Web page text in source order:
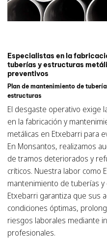
Especialistas en la
tuberías y estructuras
preventivos
Plan de mantenimiento de
estructuras
El desgaste operativo exige
en la fabricación y
metálicas en Etxebarri para
En Monsantos, realizamos
de tramos deteriorados y
críticos. Nuestra labor como
mantenimiento de tuberías
Etxebarri garantiza que sus
condiciones óptimas,
riesgos laborales mediante
profesionales.